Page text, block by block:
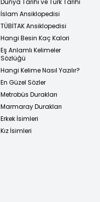
İslam Ansiklopedisi
TÜBİTAK Ansiklopedisi
Hangi Besin Kaç Kalori
Eş Anlamlı Kelimeler
Sözlüğü
Hangi Kelime Nasıl Yazılır?
En Güzel Sözler
Metrobüs Durakları
Marmaray Durakları
Erkek İsimleri
Kız İsimleri